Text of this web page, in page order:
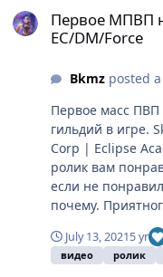
Первое МПВП
EC/DM/Force
Bkmzposted
Первое масс ПВП
гильдий в игре. Sky | The Sky | Sky Team VS Eclipse
Corp | Eclipse
ролик вам
если не
почему.
July 13, 20215 yr
видео ролик